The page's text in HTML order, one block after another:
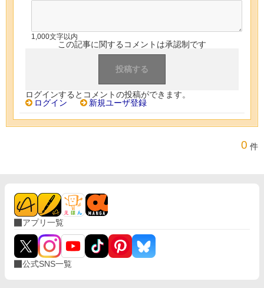
1,000文字以内
この記事に関するコメントは承認制です
ログインするとコメントの投稿ができます。
ログイン
新規ユーザ登録
0 件
アプリ一覧
公式SNS一覧